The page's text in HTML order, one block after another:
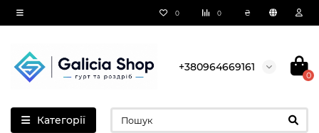
0 0 ₴
+380964669161
0
Категорії